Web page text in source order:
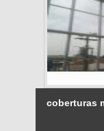
coberturas